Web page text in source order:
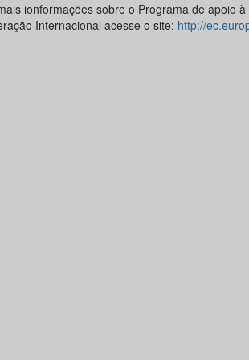
ionformações sobre o Programa de apoio
Internacional acesse o site: http://